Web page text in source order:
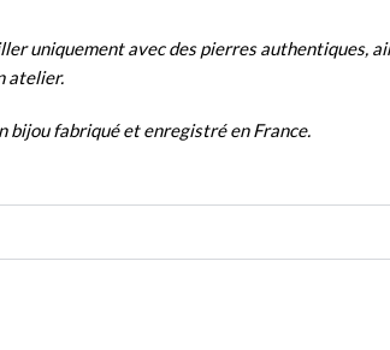
uniquement avec des pierres authentiques,
atelier.
bijou fabriqué et enregistré en France.